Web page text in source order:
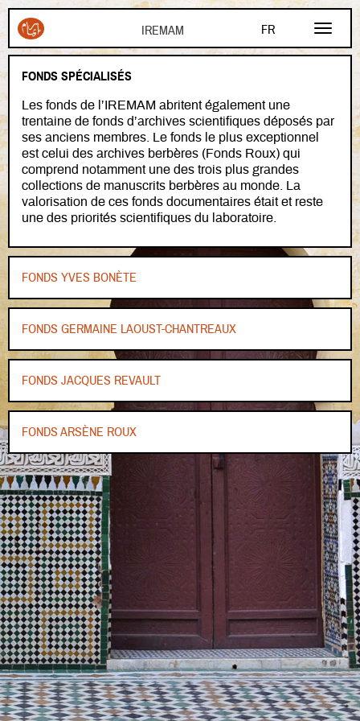
FR
EN
Aller au contenu principal
FONDS SPÉCIALISÉS
Les fonds de l’IREMAM abritent également une
trentaine de fonds d’archives scientifiques déposés par
ses anciens membres. Le fonds le plus exceptionnel
est celui des archives berbères (Fonds Roux) qui
comprend notamment une des trois plus grandes
collections de manuscrits berbères au monde. La
valorisation de ces fonds documentaires était et reste
une des priorités scientifiques du laboratoire.
FONDS YVES BONÈTE
FONDS GERMAINE LAOUST-CHANTREAUX
FONDS JACQUES REVAULT
FONDS ARSÈNE ROUX